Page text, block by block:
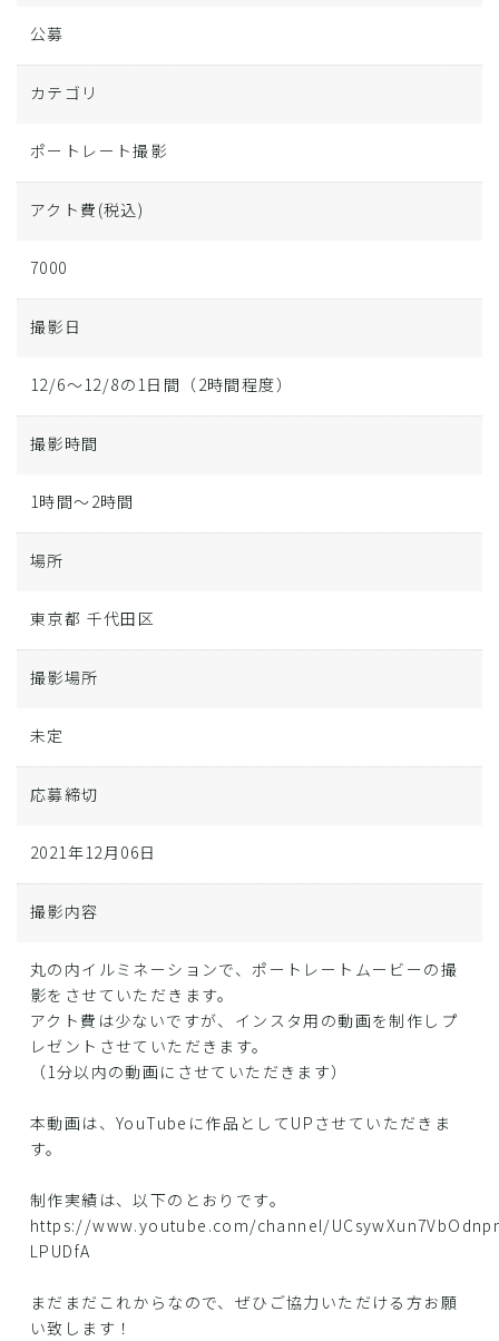
公募
カテゴリ
ポートレート撮影
アクト費 (税込)
7000
撮影日
12/6〜12/8の1日間（2時間程度）
撮影時間
1時間～2時間
場所
東京都 千代田区
撮影場所
未定
応募締切
2021年12月06日
撮影内容
丸の内イルミネーションで、ポートレートムービーの撮
影をさせていただきます。
アクト費は少ないですが、インスタ用の動画を制作しプ
レゼントさせていただきます。
（1分以内の動画にさせていただきます）
本動画は、YouTubeに作品としてUPさせていただきま
す。
制作実績は、以下のとおりです。
https://www.youtube.com/channel/
LPUDfA
まだまだこれからなので、ぜひご協力いただける方お願
い致します！